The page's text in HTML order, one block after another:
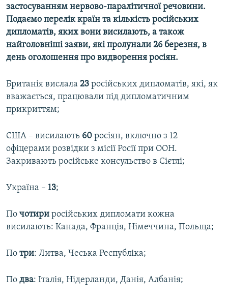
застосуванням нервово-паралітичної речовини.
Подаємо перелік країн та кількість російських
дипломатів, яких вони висилають, а також
найголовніші заяви, які пролунали 26 березня, в
день оголошення про видворення росіян.
Британія вислала 23 російських дипломатів, які, як
вважається, працювали під дипломатичним
прикриттям;
США – висилають 60 росіян, включно з 12
офіцерами розвідки з місії Росії при ООН.
Закривають російське консульство в Сієтлі;
Україна – 13;
По чотири російських дипломати кожна
висилають: Канада, Франція, Німеччина, Польща;
По три: Литва, Чеська Республіка;
По два: Італія, Нідерланди, Данія, Албанія;